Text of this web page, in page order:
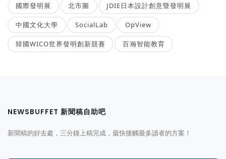
國際發明展 北市圖 JDIE日本設計創意暨發明展
中國文化大學 SocialLab OpView
韓國WICO世界發明創新競賽 百瀚智能教育
NEWSBUFFET 新聞稿自助吧
新聞稿的好去處，三分鐘上稿完成，最快接觸最多讀者的方案！